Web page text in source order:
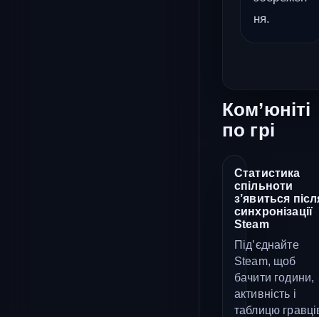
ня.
Ком’юніті
по грі
Статистика
спільноти
з’явиться
синхронізації
Steam
Під’єднайте
Steam, щоб
бачити години,
активність і
таблицю